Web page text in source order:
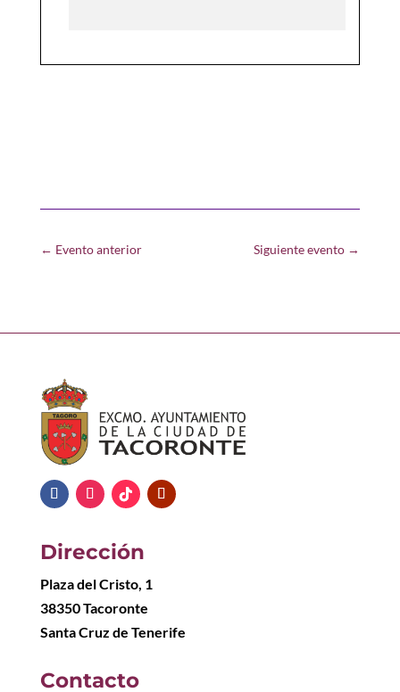
← Evento anterior Siguiente evento →
Dirección
Plaza del Cristo, 1
38350 Tacoronte
Santa Cruz de Tenerife
Contacto